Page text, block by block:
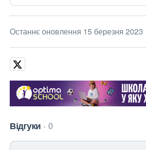
Останнє оновлення 15 березня 2023
Відгуки 0